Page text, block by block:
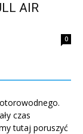
AIR
0
czas
tutaj poruszyć